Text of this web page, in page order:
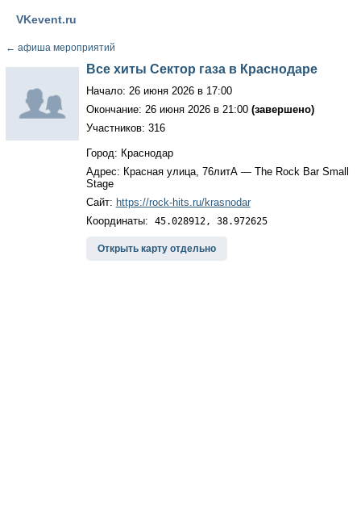
VKevent.ru
← афиша мероприятий
Все хиты Сектор газа в Краснодаре
Начало: 26 июня 2026 в 17:00
Окончание: 26 июня 2026 в 21:00 (завершено)
Участников: 316
Город: Краснодар
Адрес: Красная улица, 76литА — The Rock Bar Small
Stage
Сайт: https://rock-hits.ru/krasnodar
Координаты: 45.028912, 38.972625
Открыть карту отдельно